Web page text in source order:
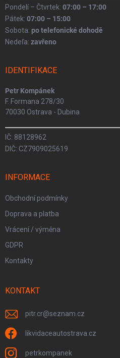
Pondelí – Čtvrtek: 07:00 – 17:00
Pátek: 07:00 – 15:00
Sobota: po telefonické dohodě
Nedeľa: zavřeno
IDENTIFIKACE
Petr Kompánek
F. Formana 278/30
70030 Ostrava - Dubina
IČ: 88128962
DIČ: CZ7909025619
INFORMACE
Obchodní podmínky
Doprava a platba
Vrácení / výměna
GDPR
Kontakty
KONTAKT
pitr.cr@seznam.cz
likvidaceautostrava.cz
petrkompanek